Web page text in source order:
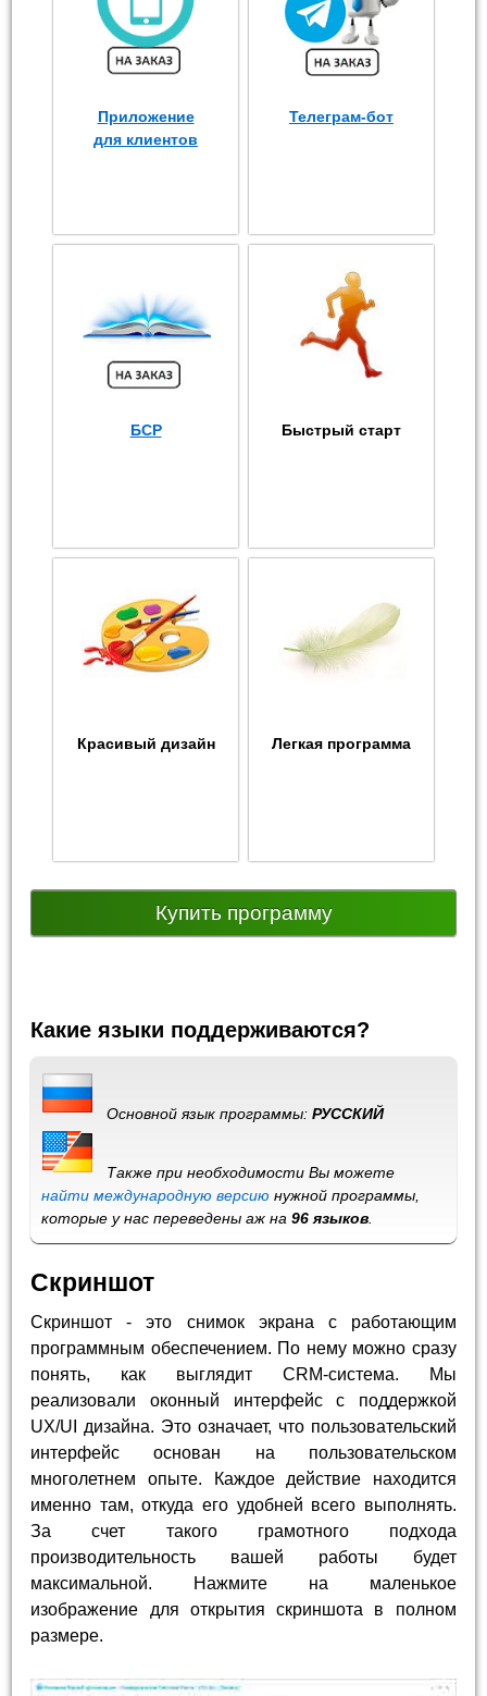
Приложение
для клиентов
Телеграм-бот
БСР Быстрый старт
Красивый дизайн Легкая программа
Купить программу
Какие языки поддерживаются?
Основной язык программы:РУССКИЙ
Также при необходимости Вы можете
найти международную версию нужной программы,
которые у нас переведены аж на96 языков
Скриншот
Скриншот - это снимок экрана с работающим
программным обеспечением. По нему можно сразу
понять, как выглядит CRM-система. Мы
реализовали оконный интерфейс с поддержкой
UX/UI дизайна. Это означает, что пользовательский
интерфейс основан на пользовательском
многолетнем опыте. Каждое действие находится
именно там, откуда его удобней всего выполнять.
За счет такого грамотного подхода
производительность вашей работы будет
максимальной. Нажмите на маленькое
изображение для открытия скриншота в полном
размере.